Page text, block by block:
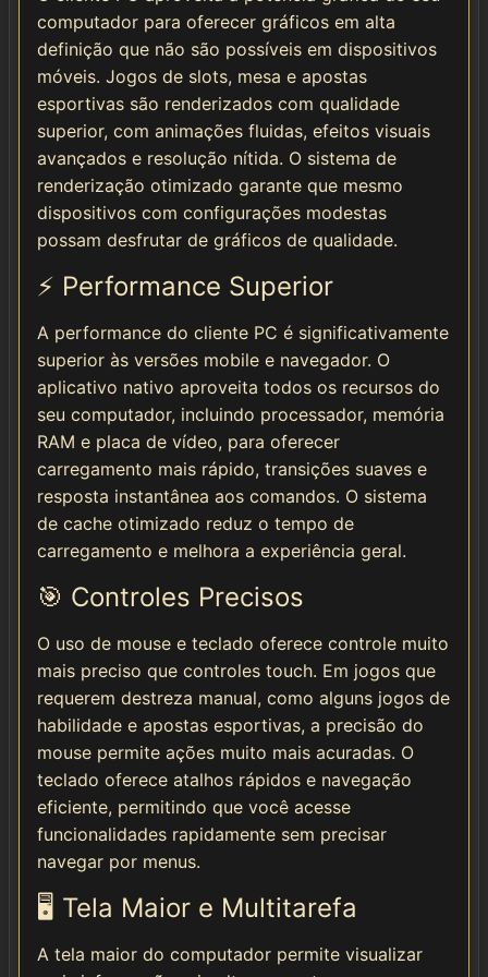
computador para oferecer gráficos em alta
definição que não são possíveis em dispositivos
móveis. Jogos de slots, mesa e apostas
esportivas são renderizados com qualidade
superior, com animações fluidas, efeitos visuais
avançados e resolução nítida. O sistema de
renderização otimizado garante que mesmo
dispositivos com configurações modestas
possam desfrutar de gráficos de qualidade.
⚡ Performance Superior
A performance do cliente PC é significativamente
superior às versões mobile e navegador. O
aplicativo nativo aproveita todos os recursos do
seu computador, incluindo processador, memória
RAM e placa de vídeo, para oferecer
carregamento mais rápido, transições suaves e
resposta instantânea aos comandos. O sistema
de cache otimizado reduz o tempo de
carregamento e melhora a experiência geral.
🎯 Controles Precisos
O uso de mouse e teclado oferece controle muito
mais preciso que controles touch. Em jogos que
requerem destreza manual, como alguns jogos de
habilidade e apostas esportivas, a precisão do
mouse permite ações muito mais acuradas. O
teclado oferece atalhos rápidos e navegação
eficiente, permitindo que você acesse
funcionalidades rapidamente sem precisar
navegar por menus.
🖥️ Tela Maior e Multitarefa
A tela maior do computador permite visualizar